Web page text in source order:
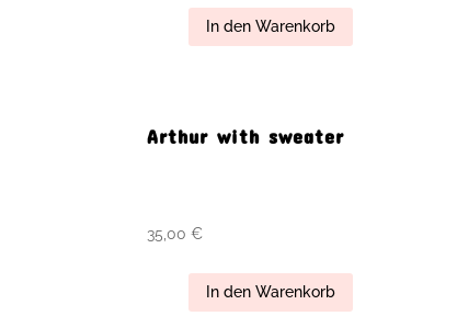
In den Warenkorb
Arthur with sweater
35,00€
In den Warenkorb